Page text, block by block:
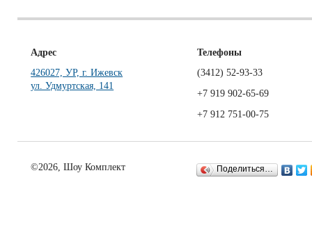
Адрес
426027, УР, г. Ижевск
ул. Удмуртская, 141
Телефоны
(3412) 52-93-33
+7 919 902-65-69
+7 912 751-00-75
©2026, Шоу Комплект Поделиться…